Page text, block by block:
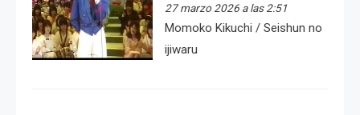
27 marzo 2026 a las 2:51
Momoko Kikuchi / Seishun no
ijiwaru